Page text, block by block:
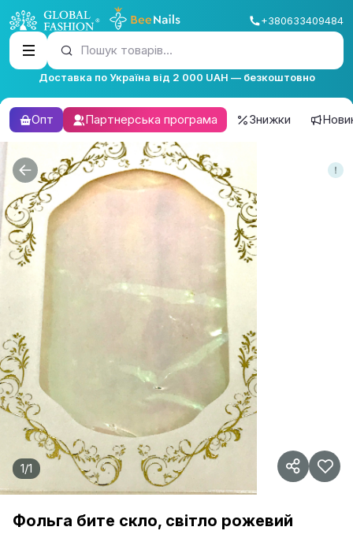
+380633409484
Пошук товарів...
Доставка по Україна від 2 000 UAH — безкоштовно
Опт Партнерська програма Знижки
1/1
Фольга бите скло, світло рожевий